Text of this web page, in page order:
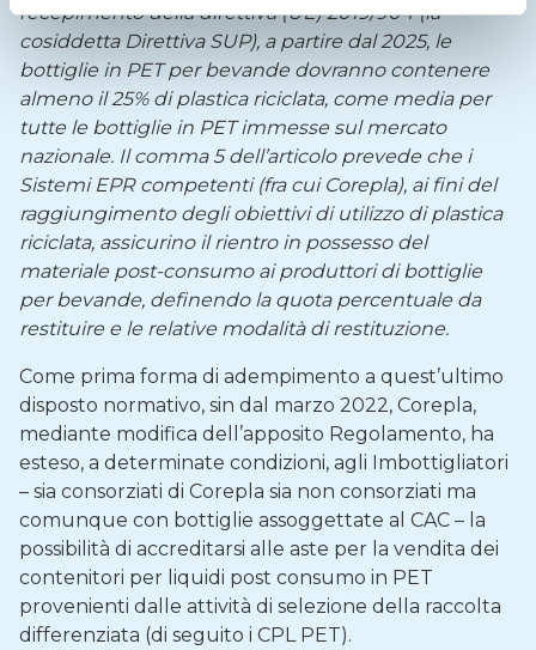
recepimento della direttiva (UE) 2019/904 (la
cosiddetta Direttiva SUP), a partire dal 2025, le
bottiglie in PET per bevande dovranno contenere
almeno il 25% di plastica riciclata, come media per
tutte le bottiglie in PET immesse sul mercato
nazionale. Il comma 5 dell’articolo prevede che i
Sistemi EPR competenti (fra cui Corepla), ai fini del
raggiungimento degli obiettivi di utilizzo di plastica
riciclata, assicurino il rientro in possesso del
materiale post-consumo ai produttori di bottiglie
per bevande, definendo la quota percentuale da
restituire e le relative modalità di restituzione.
Come prima forma di adempimento a quest’ultimo
disposto normativo, sin dal marzo 2022, Corepla,
mediante modifica dell’apposito Regolamento, ha
esteso, a determinate condizioni, agli Imbottigliatori
– sia consorziati di Corepla sia non consorziati ma
comunque con bottiglie assoggettate al CAC – la
possibilità di accreditarsi alle aste per la vendita dei
contenitori per liquidi post consumo in PET
provenienti dalle attività di selezione della raccolta
differenziata (di seguito i CPL PET).